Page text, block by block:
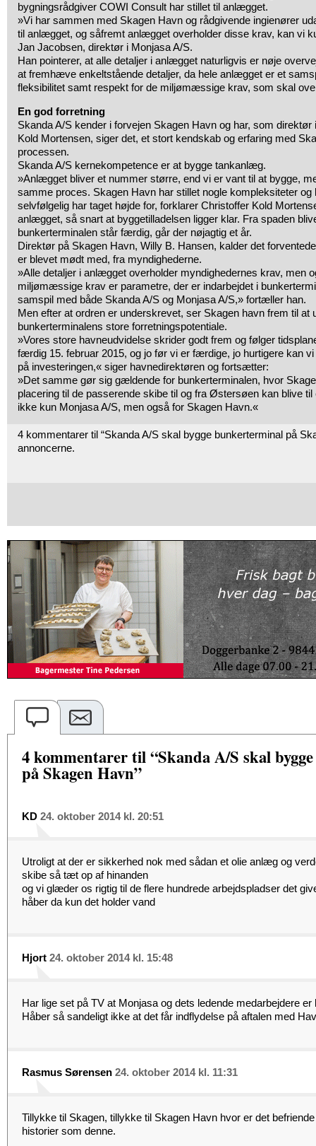
bygningsrådgiver COWI Consult har stillet til anlægget.
»Vi har sammen med Skagen Havn og rådgivende ingienører
til anlægget, og såfremt anlægget overholder disse krav, kan vi
Jan Jacobsen, direktør i Monjasa A/S.
Han pointerer, at alle detaljer i anlægget naturligvis er nøje
at fremhæve enkeltstående detaljer, da hele anlægget er et
fleksibilitet samt respekt for de miljømæssige krav, som skal
En god forretning
Skanda A/S kender i forvejen Skagen Havn og har, som
Kold Mortensen, siger det, et stort kendskab og erfaring med
processen.
Skanda A/S kernekompetence er at bygge tankanlæg.
»Anlægget bliver et nummer større, end vi er vant til at bygge,
samme proces. Skagen Havn har stillet nogle kompleksiteter
selvfølgelig har taget højde for, forklarer Christoffer Kold
anlægget, så snart at byggetilladelsen ligger klar. Fra spaden
bunkerterminalen står færdig, går der nøjagtig et år.
Direktør på Skagen Havn, Willy B. Hansen, kalder det
er blevet mødt med, fra myndighederne.
»Alle detaljer i anlægget overholder myndighedernes krav, men
miljømæssige krav er parametre, der er indarbejdet i
samspil med både Skanda A/S og Monjasa A/S,» fortæller han.
Men efter at ordren er underskrevet, ser Skagen havn frem til at
bunkerterminalens store forretningspotentiale.
»Vores store havneudvidelse skrider godt frem og følger
færdig 15. februar 2015, og jo før vi er færdige, jo hurtigere kan
på investeringen,« siger havnedirektøren og fortsætter:
»Det samme gør sig gældende for bunkerterminalen, hvor
placering til de passerende skibe til og fra Østersøen kan blive til
ikke kun Monjasa A/S, men også for Skagen Havn.«
4 kommentarer til “Skanda A/S skal bygge bunkerterminal på
annoncerne.
4 kommentarer til “Skanda A/S skal
på Skagen Havn”
KD 24. oktober 2014 kl. 20:51
Utroligt at der er sikkerhed nok med sådan et olie anlæg og
skibe så tæt op af hinanden
og vi glæder os rigtig til de flere hundrede arbejdspladser det
håber da kun det holder vand
Hjort 24. oktober 2014 kl. 15:48
Har lige set på TV at Monjasa og dets ledende medarbejdere er
Håber så sandeligt ikke at det får indflydelse på aftalen med
Rasmus Sørensen 24. oktober 2014 kl. 11:31
Tillykke til Skagen, tillykke til Skagen Havn hvor er det
historier som denne.